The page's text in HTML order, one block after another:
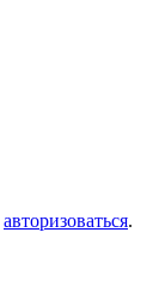
авторизоваться.